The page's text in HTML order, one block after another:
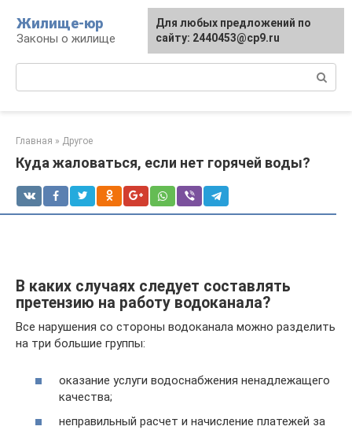
контенту
Жилище-юр
Законы о жилище
Главная » Другое
Куда жаловаться, если нет горячей воды?
В каких случаях следует составлять
претензию на работу водоканала?
Все нарушения со стороны водоканала можно разделить
на три большие группы:
оказание услуги водоснабжения ненадлежащего
качества;
неправильный расчет и начисление платежей за
Для любых предложений по
сайту: 2440453@cp9.ru